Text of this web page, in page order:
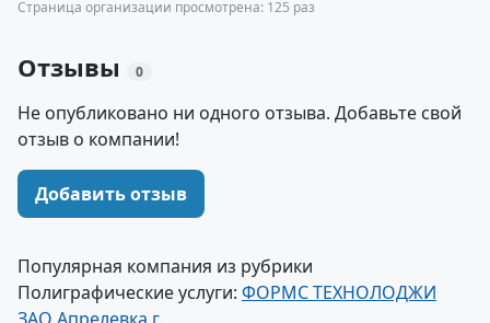
Страница организации просмотрена: 125 раз
Отзывы 0
Не опубликовано ни одного отзыва. Добавьте свой
отзыв о компании!
Добавить отзыв
Популярная компания из рубрики
Полиграфические услуги: ФОРМС ТЕХНОЛОДЖИ